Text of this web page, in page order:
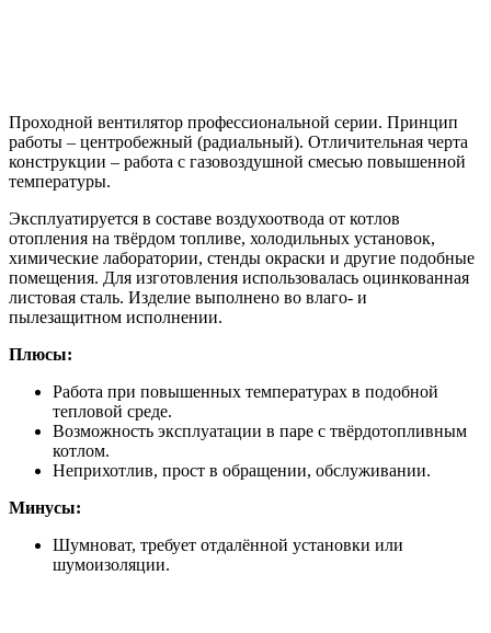
Проходной вентилятор профессиональной серии. Принцип
работы – центробежный (радиальный). Отличительная черта
конструкции – работа с газовоздушной смесью повышенной
температуры.
Эксплуатируется в составе воздухоотвода от котлов
отопления на твёрдом топливе, холодильных установок,
химические лаборатории, стенды окраски и другие подобные
помещения. Для изготовления использовалась оцинкованная
листовая сталь. Изделие выполнено во влаго- и
пылезащитном исполнении.
Плюсы:
Работа при повышенных температурах в подобной
тепловой среде.
Возможность эксплуатации в паре с твёрдотопливным
котлом.
Неприхотлив, прост в обращении, обслуживании.
Минусы:
Шумноват, требует отдалённой установки или
шумоизоляции.